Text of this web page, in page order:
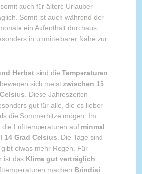
auch für ältere Urlauber
Somit ist auch während der
ein Aufenthalt durchaus
in unmittelbarer Nähe zur
Herbstsind die Temperaturen
sich meist zwischen 15
. Diese Jahreszeiten
gut für alle, die es lieber
die Sommerhitze mögen. Im
Lufttemperaturen auf minmal
14 Grad Celsius . Die Tage sind
etwas mehr Regen. Für
ist das Klima gut verträglich
machen Brindisi